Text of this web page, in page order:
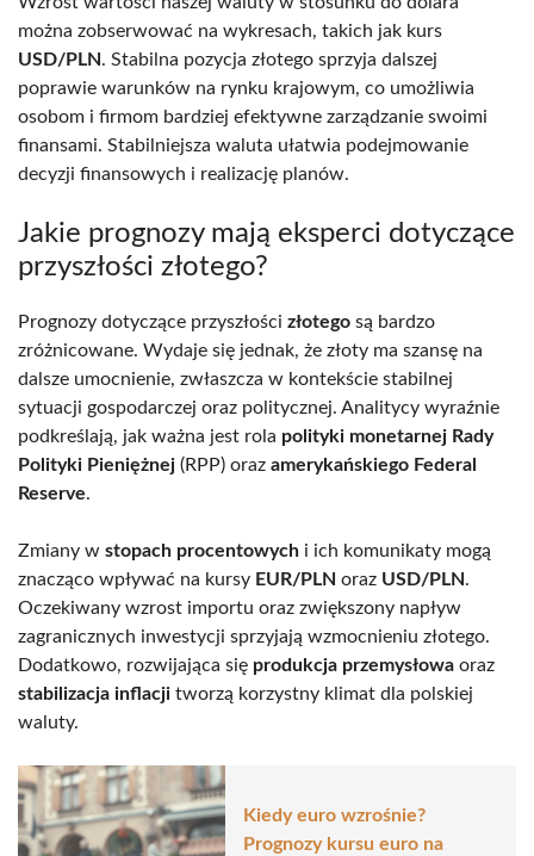
można zobserwować na wykresach, takich jak kurs
USD/PLN. Stabilna pozycja złotego sprzyja dalszej
poprawie warunków na rynku krajowym, co umożliwia
osobom i firmom bardziej efektywne zarządzanie swoimi
finansami. Stabilniejsza waluta ułatwia podejmowanie
decyzji finansowych i realizację planów.
Jakie prognozy mają eksperci dotyczące
przyszłości złotego?
Prognozy dotyczące przyszłości złotego są bardzo
zróżnicowane. Wydaje się jednak, że złoty ma szansę na
dalsze umocnienie, zwłaszcza w kontekście stabilnej
sytuacji gospodarczej oraz politycznej. Analitycy wyraźnie
podkreślają, jak ważna jest rola polityki monetarnej Rady
Polityki Pieniężnej (RPP) oraz amerykańskiego Federal
Reserve.
Zmiany w stopach procentowych i ich komunikaty mogą
znacząco wpływać na kursy EUR/PLN oraz USD/PLN.
Oczekiwany wzrost importu oraz zwiększony napływ
zagranicznych inwestycji sprzyjają wzmocnieniu złotego.
Dodatkowo, rozwijająca się produkcja przemysłowa oraz
stabilizacja inflacji tworzą korzystny klimat dla polskiej
waluty.
Kiedy euro wzrośnie?
Prognozy kursu euro na